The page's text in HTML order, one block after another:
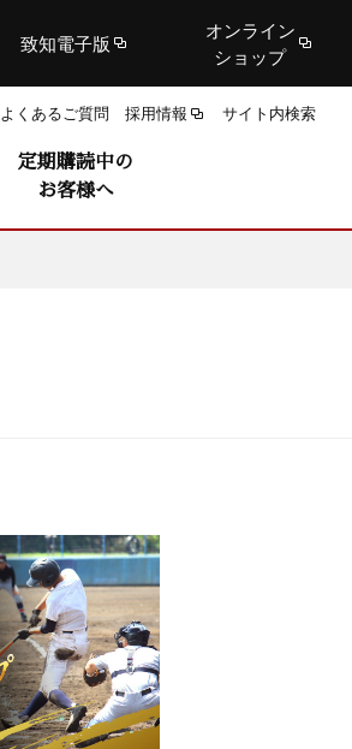
致知電子版
オンライン
ショップ
よくあるご質問 採用情報 サイト内検索
定期購読中の
お客様へ